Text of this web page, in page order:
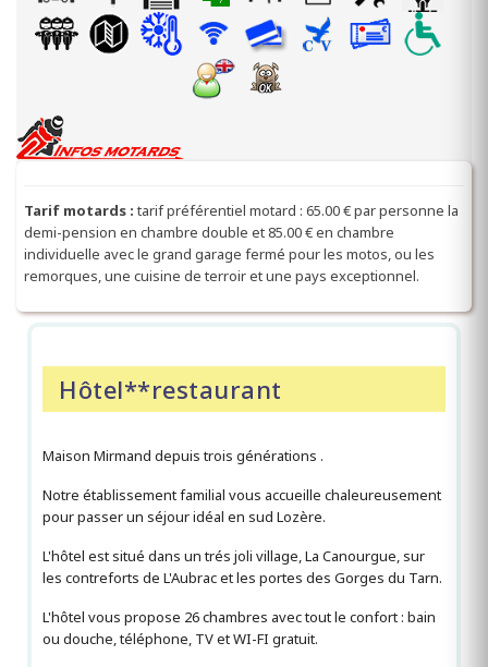
Tarif motards : tarif préférentiel motard : 65.00 € par personne la
demi-pension en chambre double et 85.00 € en chambre
individuelle avec le grand garage fermé pour les motos, ou les
remorques, une cuisine de terroir et une pays exceptionnel.
Hôtel**restaurant
Maison Mirmand depuis trois générations .
Notre établissement familial vous accueille chaleureusement
pour passer un séjour idéal en sud Lozère.
L'hôtel est situé dans un trés joli village, La Canourgue, sur
les contreforts de L'Aubrac et les portes des Gorges du Tarn.
L'hôtel vous propose 26 chambres avec tout le confort : bain
ou douche, téléphone, TV et WI-FI gratuit.